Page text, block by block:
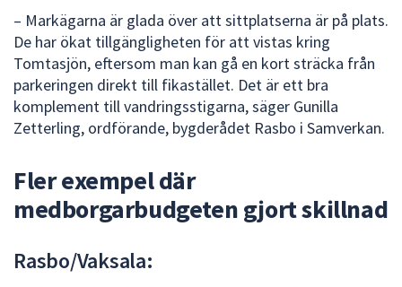
– Markägarna är glada över att sittplatserna är på plats.
De har ökat tillgängligheten för att vistas kring
Tomtasjön, eftersom man kan gå en kort sträcka från
parkeringen direkt till fikastället. Det är ett bra
komplement till vandringsstigarna, säger Gunilla
Zetterling, ordförande, bygderådet Rasbo i Samverkan.
Fler exempel där
medborgarbudgeten gjort skillnad
Rasbo/Vaksala: